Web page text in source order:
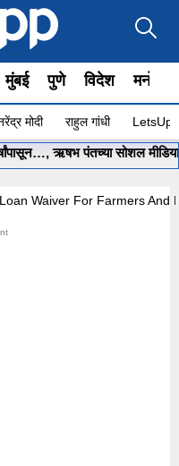
मुंबई पुणे विदेश
मोदी राहुल गांधी
ऋषभ पंतच्या सोशल मीडिया
Waiver For Farmers And